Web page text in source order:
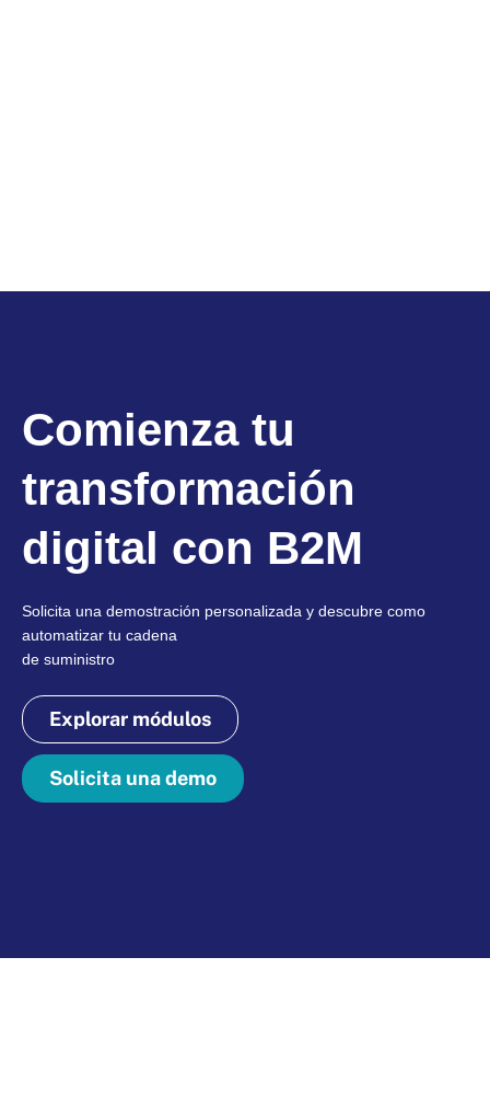
Comienza tu
transformación
digital con B2M
Solicita una demostración personalizada y descubre como
automatizar tu cadena
de suministro
Explorar módulos
Solicita una demo